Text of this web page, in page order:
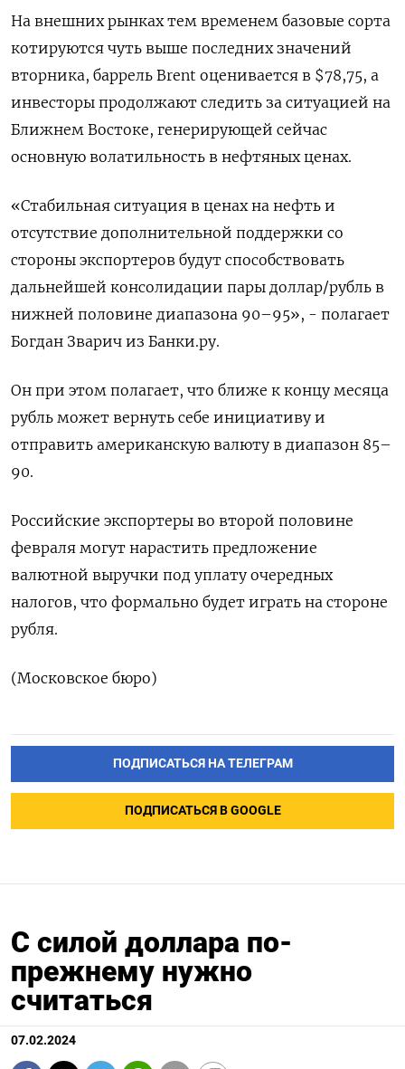
На внешних рынках тем временем базовые сорта
котируются чуть выше последних значений
вторника, баррель Brent оценивается в $78,75, а
инвесторы продолжают следить за ситуацией на
Ближнем Востоке, генерирующей сейчас
основную волатильность в нефтяных ценах.
«Стабильная ситуация в ценах на нефть и
отсутствие дополнительной поддержки со
стороны экспортеров будут способствовать
дальнейшей консолидации пары доллар/рубль в
нижней половине диапазона 90–95», - полагает
Богдан Зварич из Банки.ру.
Он при этом полагает, что ближе к концу месяца
рубль может вернуть себе инициативу и
отправить американскую валюту в диапазон 85–
90.
Российские экспортеры во второй половине
февраля могут нарастить предложение
валютной выручки под уплату очередных
налогов, что формально будет играть на стороне
рубля.
(Московское бюро)
ПОДПИСАТЬСЯ НА ТЕЛЕГРАМ
ПОДПИСАТЬСЯ В GOOGLE
С силой доллара по-
прежнему нужно
считаться
07.02.2024